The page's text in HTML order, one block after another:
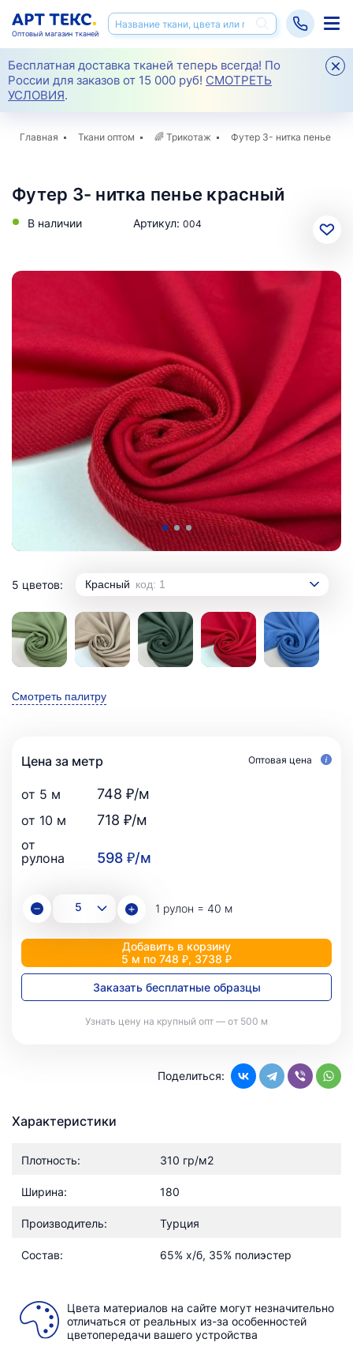
Бесплатная доставка тканей теперь всегда! По
России для заказов от 15 000 руб! СМОТРЕТЬ
УСЛОВИЯ.
Оптовый магазин тканей
Главная Ткани оптом 🌈 Трикотаж Футер 3- нитка пенье
Футер 3- нитка пенье красный
В наличии Артикул: 004
5 цветов: Красный код: 1
Смотреть палитру
Цена за метр Оптовая цена
от 5 м 748 ₽/м
от 10 м 718 ₽/м
от
рулона
598 ₽/м
1 рулон = 40 м
Добавить в корзину
5 м по 748 ₽, 3738 ₽
Заказать бесплатные образцы
Узнать цену на крупный опт — от 500 м
Поделиться:
Характеристики
Плотность: 310 гр/м2
Ширина: 180
Производитель: Турция
Состав: 65% х/б, 35% полиэстер
Цвета материалов на сайте могут незначительно
отличаться от реальных из-за особенностей
цветопередачи вашего устройства